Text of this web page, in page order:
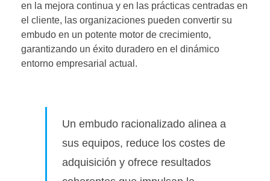
en la mejora continua y en las prácticas centradas en
el cliente, las organizaciones pueden convertir su
embudo en un potente motor de crecimiento,
garantizando un éxito duradero en el dinámico
entorno empresarial actual.
Un embudo racionalizado alinea a
sus equipos, reduce los costes de
adquisición y ofrece resultados